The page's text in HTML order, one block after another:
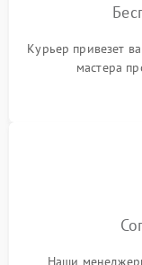
Курьер привезет
мастера
Наши